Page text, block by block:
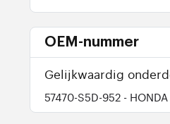
OEM-nummer
Gelijkwaardig
57470-S5D-952 - HONDA